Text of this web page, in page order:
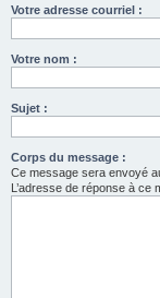
Votre adresse courriel :
Votre nom :
Sujet :
Corps du message :
Ce message sera envoyé
L’adresse de réponse à ce